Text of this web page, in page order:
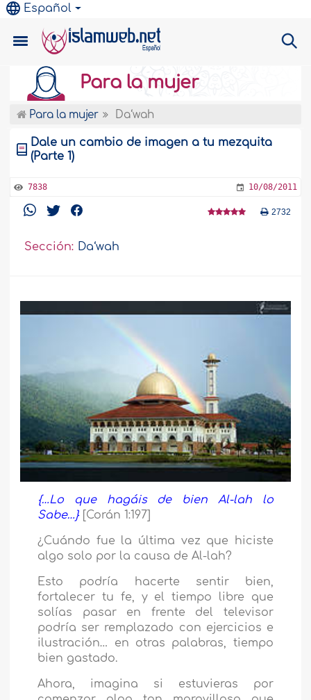
Español
Para la mujer
Para la mujer Da‘wah
Dale un cambio de imagen a tu mezquita
(Parte 1)
7838 10/08/2011
2732
Sección: Da‘wah
{…Lo que hagáis de bien Al-lah lo
Sabe…} [Corán 1:197]
¿Cuándo fue la última vez que hiciste
algo solo por la causa de Al-lah?
Esto podría hacerte sentir bien,
fortalecer tu fe, y el tiempo libre que
solías pasar en frente del televisor
podría ser remplazado con ejercicios e
ilustración… en otras palabras, tiempo
bien gastado.
Ahora, imagina si estuvieras por